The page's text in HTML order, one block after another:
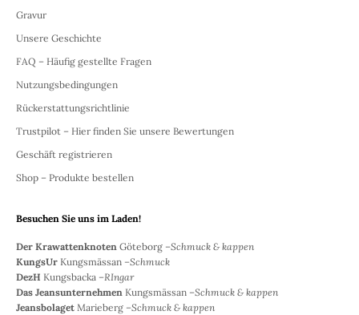
Gravur
Unsere Geschichte
FAQ – Häufig gestellte Fragen
Nutzungsbedingungen
Rückerstattungsrichtlinie
Trustpilot – Hier finden Sie unsere Bewertungen
Geschäft registrieren
Shop – Produkte bestellen
Besuchen Sie uns im Laden!
Der Krawattenknoten Göteborg –Schmuck & kappen
KungsUr Kungsmässan –Schmuck
DezH Kungsbacka –RIngar
Das Jeansunternehmen Kungsmässan –Schmuck & kappen
Jeansbolaget Marieberg –Schmuck & kappen